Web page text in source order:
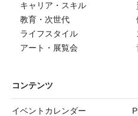
キャリア・スキル
教育・次世代
ライフスタイル
アート・展覧会
コンテンツ
イベントカレンダー